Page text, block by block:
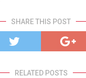
SHARE THIS POST
RELATED POSTS